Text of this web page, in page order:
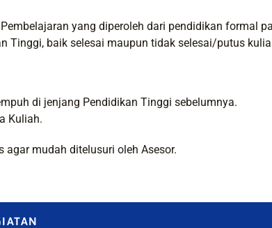
yang diperoleh dari pendidikan formal
Tinggi, baik selesai maupun tidak selesai/putus
di jenjang Pendidikan Tinggi sebelumnya.
Kuliah.
agar mudah ditelusuri oleh Asesor.